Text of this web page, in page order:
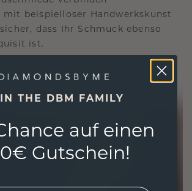
beispielloser Handwerkskunst
dass Ihr Schmuck ebenso
ist.
THE DBM FAMILY
auf einen
Gutschein!